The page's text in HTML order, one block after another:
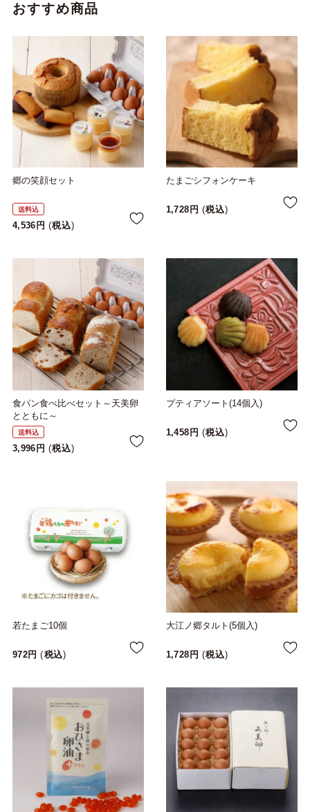
おすすめ商品
郷の笑顔セット
送料込
4,536 税込
たまごシフォンケーキ
1,728 税込
食パン食べ比べセット～天美卵
とともに～
送料込
3,996 税込
プティアソート(14個入)
1,458 税込
若たまご10個
972 税込
大江ノ郷タルト(5個入)
1,728 税込